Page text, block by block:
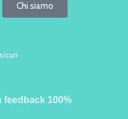
Chi siamo
feedback 100%